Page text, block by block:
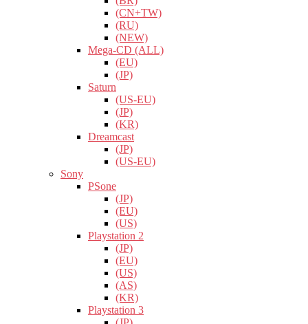
(CN+TW)
(RU)
(NEW)
Mega-CD (ALL)
(EU)
(JP)
Saturn
(US-EU)
(JP)
(KR)
Dreamcast
(JP)
(US-EU)
Sony
PSone
(JP)
(EU)
(US)
Playstation 2
(JP)
(EU)
(US)
(AS)
(KR)
Playstation 3